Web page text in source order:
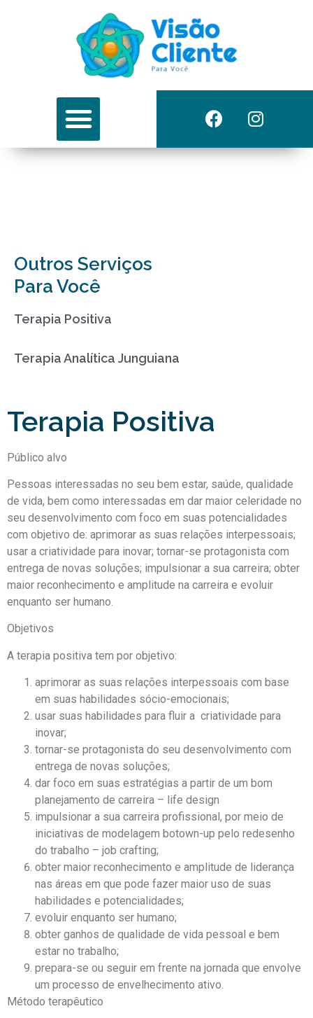
Outros Serviços​
Para Você
Terapia Positiva
Terapia Analítica Junguiana
Terapia Positiva
Público alvo
Pessoas interessadas no seu bem estar, saúde, qualidade
de vida, bem como interessadas em dar maior celeridade no
seu desenvolvimento com foco em suas potencialidades
com objetivo de: aprimorar as suas relações interpessoais;
usar a criatividade para inovar; tornar-se protagonista com
entrega de novas soluções; impulsionar a sua carreira; obter
maior reconhecimento e amplitude na carreira e evoluir
enquanto ser humano.
Objetivos
A terapia positiva tem por objetivo:
aprimorar as suas relações interpessoais com base
em suas habilidades sócio-emocionais;
usar suas habilidades para fluir a criatividade para
inovar;
tornar-se protagonista do seu desenvolvimento com
entrega de novas soluções;
dar foco em suas estratégias a partir de um bom
planejamento de carreira – life design
impulsionar a sua carreira profissional, por meio de
iniciativas de modelagem botown-up pelo redesenho
do trabalho – job crafting;
obter maior reconhecimento e amplitude de liderança
nas áreas em que pode fazer maior uso de suas
habilidades e potencialidades;
evoluir enquanto ser humano;
obter ganhos de qualidade de vida pessoal e bem
estar no trabalho;
prepara-se ou seguir em frente na jornada que envolve
um processo de envelhecimento ativo.
Método terapêutico